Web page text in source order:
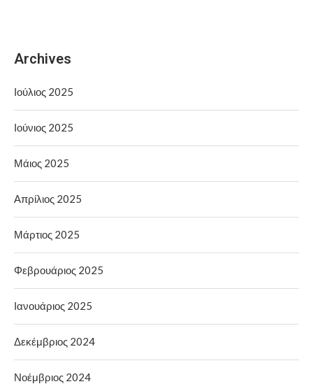
Archives
Ιούλιος 2025
Ιούνιος 2025
Μάιος 2025
Απρίλιος 2025
Μάρτιος 2025
Φεβρουάριος 2025
Ιανουάριος 2025
Δεκέμβριος 2024
Νοέμβριος 2024